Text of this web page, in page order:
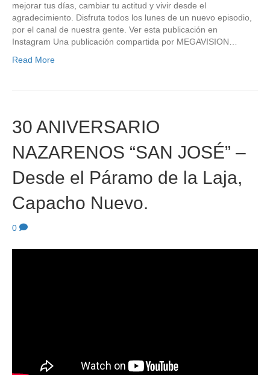
mejorar tus días, cambiar tu actitud y vivir desde el
agradecimiento. Disfruta todos los lunes de un nuevo episodio,
por el canal de nuestra gente. Ver esta publicación en
Instagram Una publicación compartida por MEGAVISION…
Read More
30 ANIVERSARIO
NAZARENOS “SAN JOSÉ” –
Desde el Páramo de la Laja,
Capacho Nuevo.
0